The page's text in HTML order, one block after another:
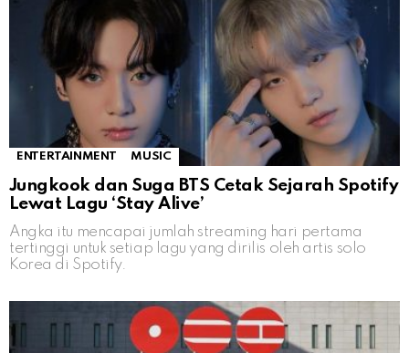
ENTERTAINMENT MUSIC
Jungkook dan Suga BTS Cetak Sejarah Spotify
Lewat Lagu ‘Stay Alive’
Angka itu mencapai jumlah streaming hari pertama
tertinggi untuk setiap lagu yang dirilis oleh artis solo
Korea di Spotify.